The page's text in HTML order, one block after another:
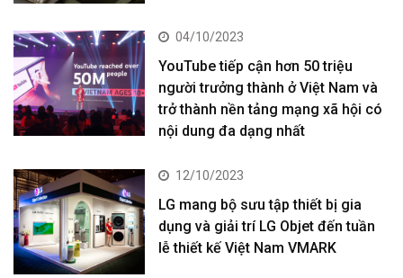
04/10/2023
YouTube tiếp cận hơn 50 triệu
người trưởng thành ở Việt Nam và
trở thành nền tảng mạng xã hội có
nội dung đa dạng nhất
12/10/2023
LG mang bộ sưu tập thiết bị gia
dụng và giải trí LG Objet đến tuần
lễ thiết kế Việt Nam VMARK